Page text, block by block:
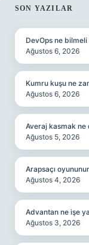
SON YAZILAR
DevOps ne bilmeli
Ağustos 6, 2026
Kumru kuşu ne
Ağustos 6, 2026
Averaj kasmak ne
Ağustos 5, 2026
Arapsaçı
Ağustos 4, 2026
Advantan ne işe
Ağustos 3, 2026